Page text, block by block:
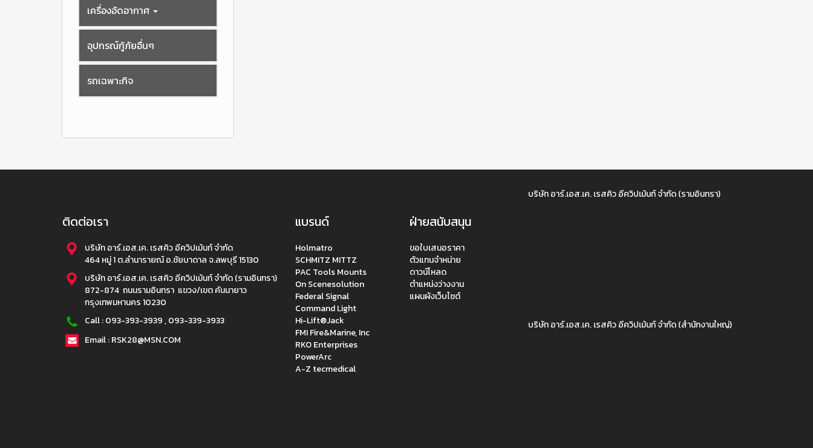
เครื่องอัดอากาศ
อุปกรณ์กู้ภัยอื่นๆ
รถเฉพาะกิจ
ติดต่อเรา
บริษัท อาร์.เอส.เค. เรสคิว อีควิปเม้นท์ จำกัด
464 หมู่ 1 ต.ลำนารายณ์ อ.ชัยบาดาล จ.ลพบุรี 15130
บริษัท อาร์.เอส.เค. เรสคิว อีควิปเม้นท์ จำกัด (รามอินทรา)
872-874 ถนนรามอินทรา แขวง/เขต คันนายาว
กรุงเทพมหานคร 10230
Call :093-393-3939,093-339-3933
Email : RSK28@MSN.COM
แบรนด์
Holmatro
SCHMITZ MITTZ
PAC Tools Mounts
On Scenesolution
Federal Signal
Command Light
Hi-Lift®Jack
FMI Fire&Marine, Inc
RKO Enterprises
PowerArc
A-Z tecmedical
ฝ่ายสนับสนุน
ขอใบเสนอราคา
ตัวแทนจำหน่าย
ดาวน์โหลด
ตำแหน่งว่างงาน
แผนผังเว็บไซต์
บริษัท อาร์.เอส.เค. เรสคิว อีควิปเม้นท์ จำกัด (รามอินทรา)
บริษัท อาร์.เอส.เค. เรสคิว อีควิปเม้นท์ จำกัด (สำนักงานใหญ่)